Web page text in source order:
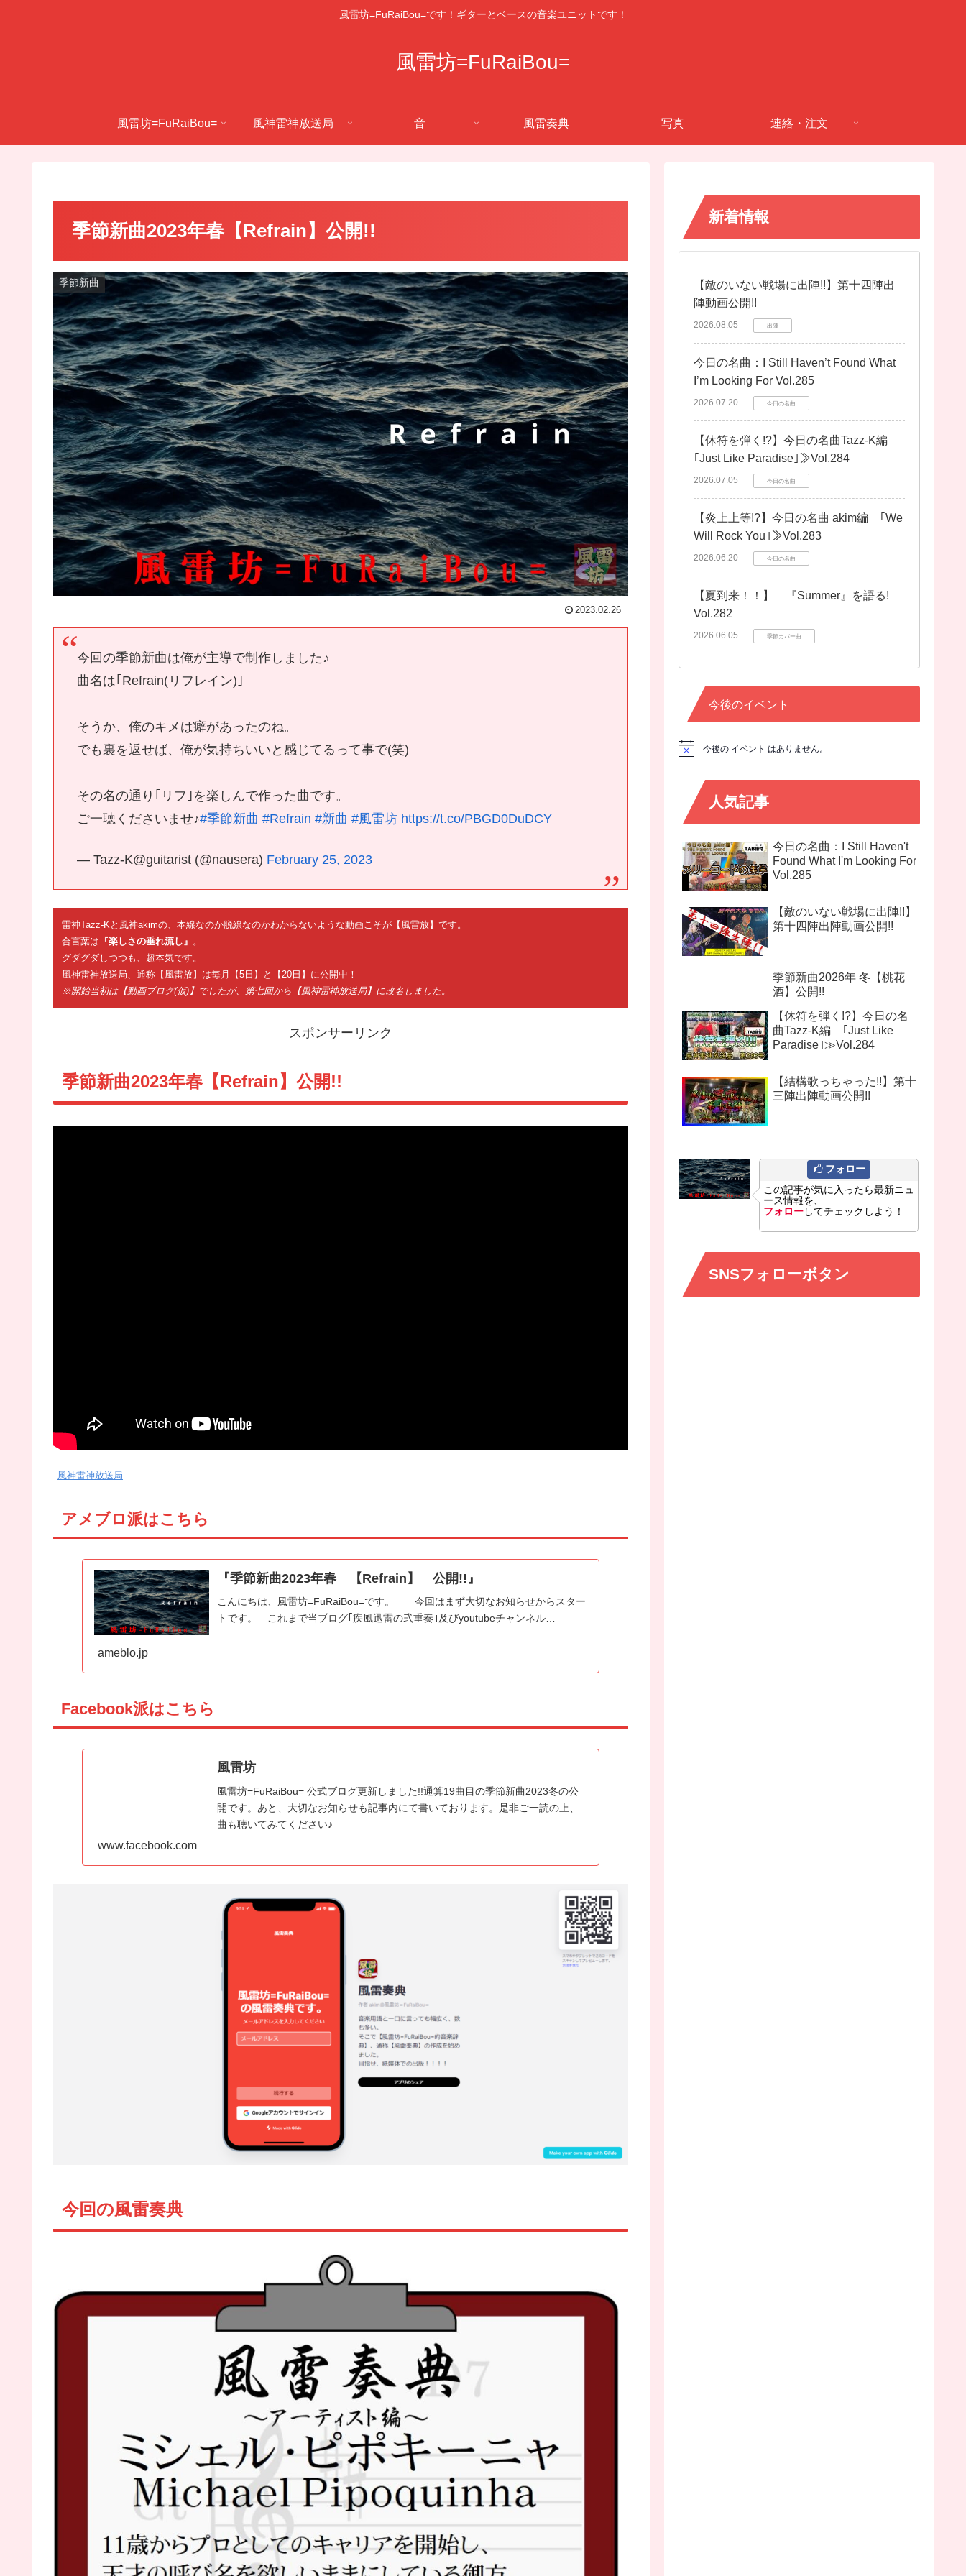
風雷坊=FuRaiBou=です！ギターとベースの音楽ユニットです！
風雷坊=FuRaiBou=
風雷坊=FuRaiBou= 風神雷神放送局 音 風雷奏典 写真 連絡・注文
季節新曲2023年春【Refrain】公開!!
季節新曲
2023.02.26
今回の季節新曲は俺が主導で制作しました♪
曲名は｢Refrain(リフレイン)｣
そうか、俺のキメは癖があったのね。
でも裏を返せば、俺が気持ちいいと感じてるって事で(笑)
その名の通り｢リフ｣を楽しんで作った曲です。
ご一聴くださいませ♪#季節新曲 #Refrain #新曲 #風雷坊 https://t.co/PBGD0DuDCY
— Tazz-K@guitarist (@nausera) February 25, 2023
雷神Tazz-Kと風神akimの、本線なのか脱線なのかわからないような動画こそが【風雷放】です。
合言葉は 『楽しさの垂れ流し』 。
グダグダしつつも、超本気です。
風神雷神放送局、通称【風雷放】は毎月【5日】と【20日】に公開中！
※開始当初は【動画ブログ(仮)】でしたが、第七回から【風神雷神放送局】に改名しました。
スポンサーリンク
季節新曲2023年春【Refrain】公開!!
風神雷神放送局
アメブロ派はこちら
『季節新曲2023年春 【Refrain】 公開!!』
こんにちは、風雷坊=FuRaiBou=です。 今回はまず大切なお知らせからスター
トです。 これまで当ブログ｢疾風迅雷の弐重奏｣及びyoutubeチャンネル…
ameblo.jp
Facebook派はこちら
風雷坊
風雷坊=FuRaiBou= 公式ブログ更新しました!!通算19曲目の季節新曲2023冬の公
開です。あと、大切なお知らせも記事内にて書いております。是非ご一読の上、
曲も聴いてみてください♪
www.facebook.com
今回の風雷奏典
新着情報
【敵のいない戦場に出陣!!】第十四陣出
陣動画公開!!
2026.08.05 出陣
今日の名曲：I Still Haven’t Found What
I’m Looking For Vol.285
2026.07.20 今日の名曲
【休符を弾く!?】今日の名曲Tazz-K編
｢Just Like Paradise｣≫Vol.284
2026.07.05 今日の名曲
【炎上上等!?】今日の名曲 akim編 ｢We
Will Rock You｣≫Vol.283
2026.06.20 今日の名曲
【夏到来！！】 『Summer』を語る!
Vol.282
2026.06.05 季節カバー曲
今後のイベント
N
今後の イベント はありません。
人気記事
今日の名曲：I Still Haven't
Found What I'm Looking For
Vol.285
【敵のいない戦場に出陣!!】
第十四陣出陣動画公開!!
季節新曲2026年 冬【桃花
酒】公開!!
【休符を弾く!?】今日の名
曲Tazz-K編 ｢Just Like
Paradise｣≫Vol.284
【結構歌っちゃった!!】第十
三陣出陣動画公開!!
フォロー
この記事が気に入ったら最新ニュ
ース情報を、
フォローしてチェックしよう！
SNSフォローボタン